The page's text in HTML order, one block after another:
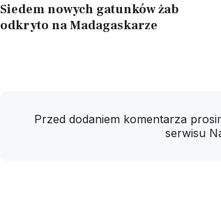
Siedem nowych gatunków żab
odkryto na Madagaskarze
Przed dodaniem komentarza
serwisu